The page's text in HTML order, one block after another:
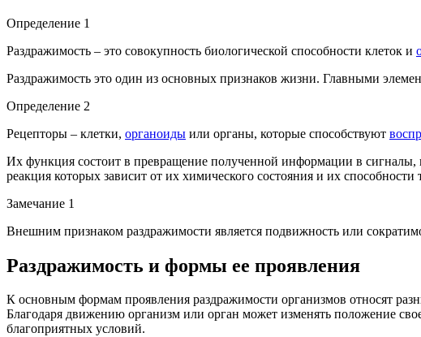
Определение 1
Раздражимость – это совокупность биологической способности клеток и
Раздражимость это один из основных признаков жизни. Главными
Определение 2
Рецепторы – клетки, органоиды или органы, которые способствуют
Их функция состоит в превращение полученной информации в
реакция которых зависит от их химического состояния и их
Замечание 1
Внешним признаком раздражимости является подвижность или
Раздражимость и формы ее проявления
К основным формам проявления раздражимости организмов относят
Благодаря движению организм или орган может изменять положение
благоприятных условий.